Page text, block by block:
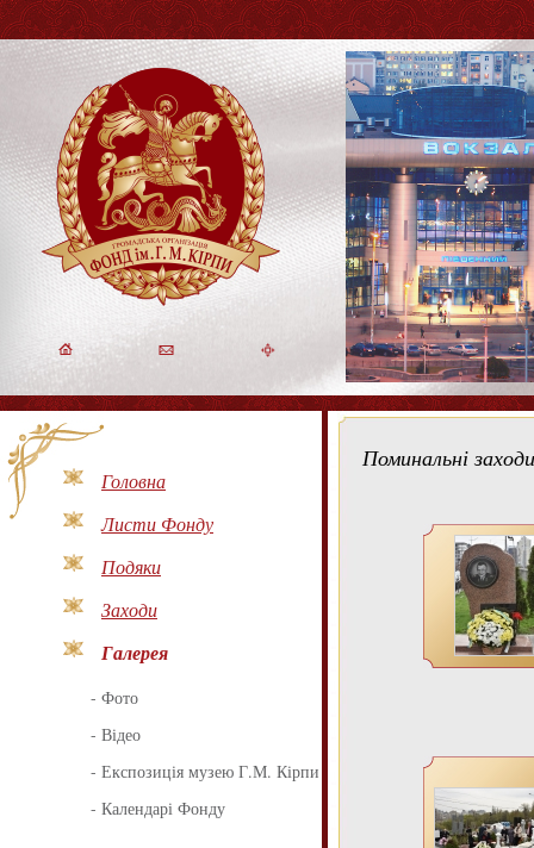
Головна
Листи Фонду
Подяки
Заходи
Галерея
- Фото
- Відео
- Експозиція музею Г.М. Кірпи
- Календарі Фонду
Поминальні